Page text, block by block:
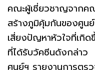
คณะผู้เชี่ยวชาญจากค
สร้างภูมิคุ้มกันของศูน
เสี่ยงปัญหาหัวใจที่เกิด
ที่ได้รับวัคซีนดังกล่าว
ศูนย์ฯ รายงานการต